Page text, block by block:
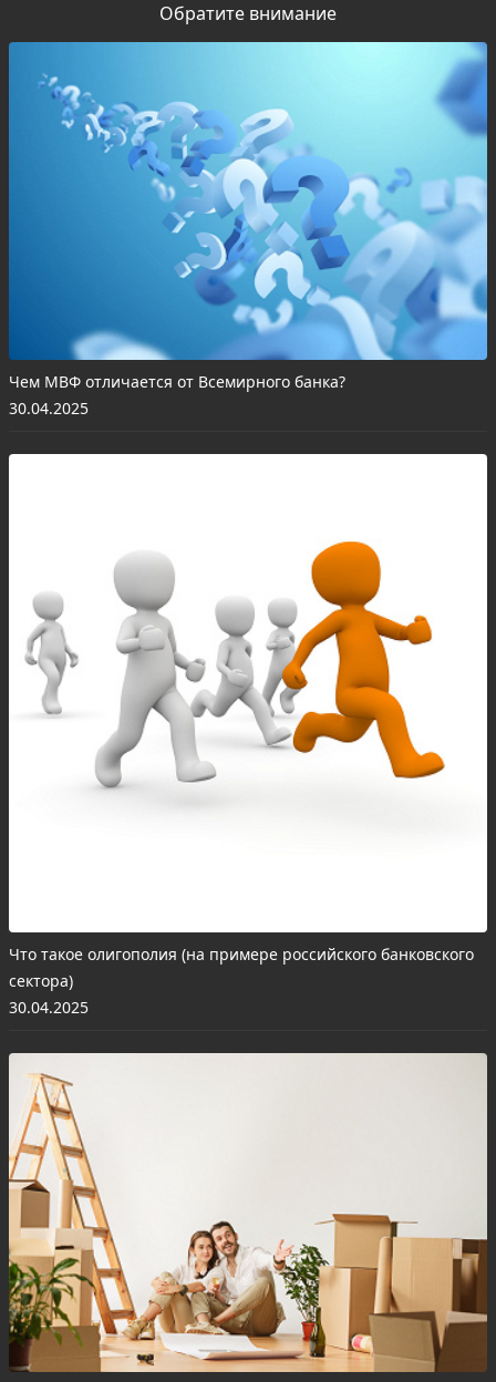
Обратите внимание
Чем МВФ отличается от Всемирного банка?
30.04.2025
Что такое олигополия (на примере российского банковского
сектора)
30.04.2025